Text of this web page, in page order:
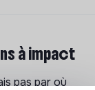
à impact
pas par où